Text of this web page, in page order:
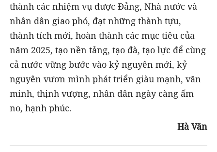
thành các nhiệm vụ được Đảng, Nhà nước và
nhân dân giao phó, đạt những thành tựu,
thành tích mới, hoàn thành các mục tiêu của
năm 2025, tạo nền tảng, tạo đà, tạo lực để cùng
cả nước vững bước vào kỷ nguyên mới, kỷ
nguyên vươn mình phát triển giàu mạnh, văn
minh, thịnh vượng, nhân dân ngày càng ấm
no, hạnh phúc.
Hà Văn